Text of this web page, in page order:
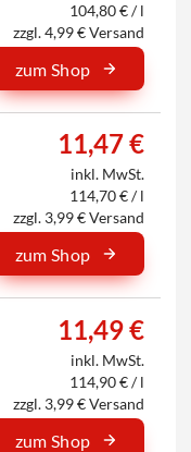
104,80 € / l
zzgl. 4,99 € Versand
zum Shop
11,47 €
inkl. MwSt.
114,70 € / l
zzgl. 3,99 € Versand
zum Shop
11,49 €
inkl. MwSt.
114,90 € / l
zzgl. 3,99 € Versand
zum Shop